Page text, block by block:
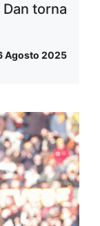
torna
Agosto 2025